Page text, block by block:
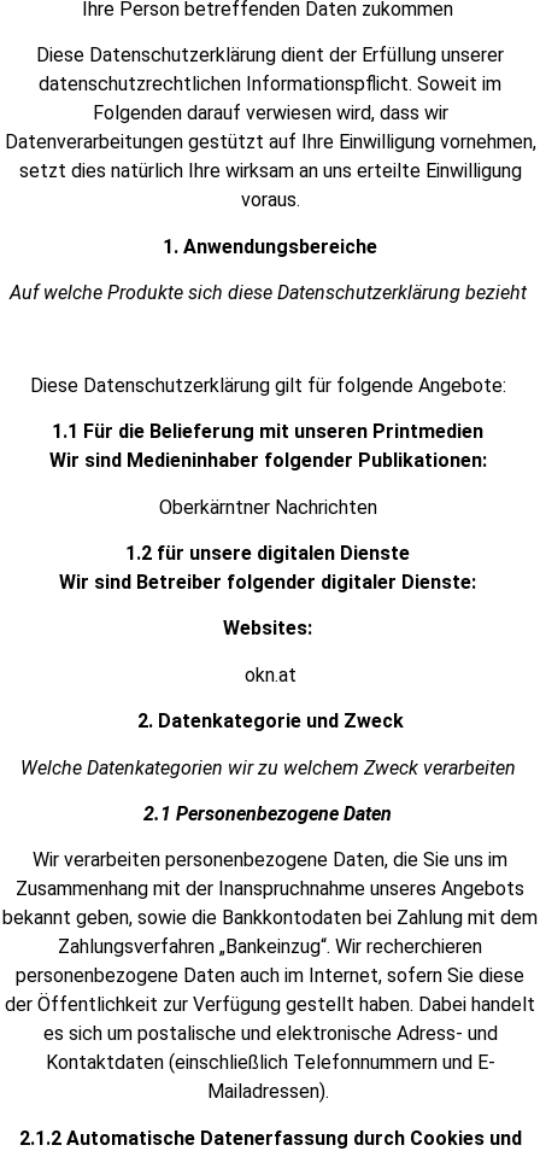
Ihre Person betreffenden Daten zukommen
Diese Datenschutzerklärung dient der Erfüllung unserer
datenschutzrechtlichen Informationspflicht. Soweit im
Folgenden darauf verwiesen wird, dass wir
Datenverarbeitungen gestützt auf Ihre Einwilligung vornehmen,
setzt dies natürlich Ihre wirksam an uns erteilte Einwilligung
voraus.
1. Anwendungsbereiche
Auf welche Produkte sich diese Datenschutzerklärung bezieht
Diese Datenschutzerklärung gilt für folgende Angebote:
1.1 Für die Belieferung mit unseren Printmedien
Wir sind Medieninhaber folgender Publikationen:
Oberkärntner Nachrichten
1.2 für unsere digitalen Dienste
Wir sind Betreiber folgender digitaler Dienste:
Websites:
okn.at
2. Datenkategorie und Zweck
Welche Datenkategorien wir zu welchem Zweck verarbeiten
2.1 Personenbezogene Daten
Wir verarbeiten personenbezogene Daten, die Sie uns im
Zusammenhang mit der Inanspruchnahme unseres Angebots
bekannt geben, sowie die Bankkontodaten bei Zahlung mit dem
Zahlungsverfahren „Bankeinzug“. Wir recherchieren
personenbezogene Daten auch im Internet, sofern Sie diese
der Öffentlichkeit zur Verfügung gestellt haben. Dabei handelt
es sich um postalische und elektronische Adress- und
Kontaktdaten (einschließlich Telefonnummern und E-
Mailadressen).
2.1.2 Automatische Datenerfassung durch Cookies und